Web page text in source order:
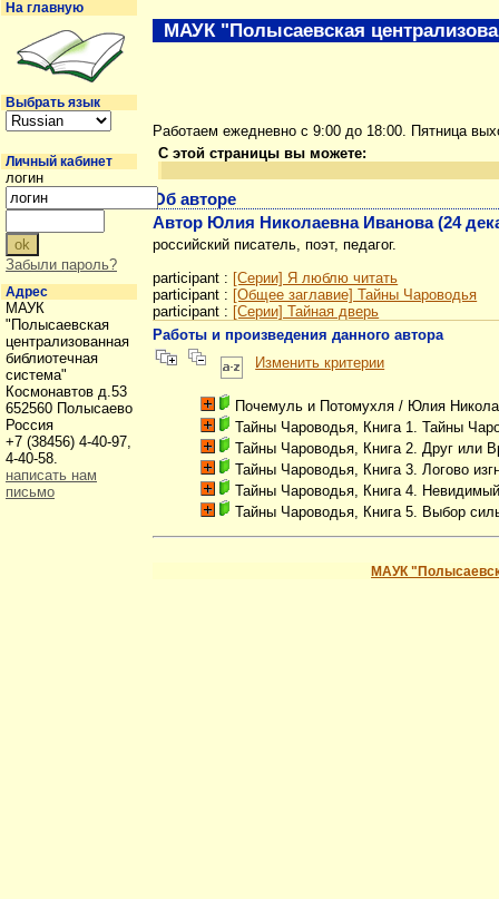
Работаем ежедневно с 9:00 до 18:00. Пятница
С этой страницы вы можете:
Об авторе
Автор Юлия Николаевна Иванова (24
российский писатель, поэт, педагог.
participant : [Серии] Я люблю читать
participant : [Общее заглавие] Тайны Чароводья
participant : [Серии] Тайная дверь
Работы и произведения данного автора
Изменить критерии
Почемуль и Потомухля / Юлия
Тайны Чароводья, Книга 1. Тайны
Тайны Чароводья, Книга 2. Друг или
Тайны Чароводья, Книга 3. Логово
Тайны Чароводья, Книга 4.
Тайны Чароводья, Книга 5. Выбор
МАУК
МАУК "Полысаевская
На главную
Выбрать язык
Личный кабинет
логин
Забыли пароль?
Адрес
МАУК
"Полысаевская
централизованная
библиотечная
система"
Космонавтов д.53
652560 Полысаево
Россия
+7 (38456) 4-40-97,
4-40-58.
написать нам
письмо